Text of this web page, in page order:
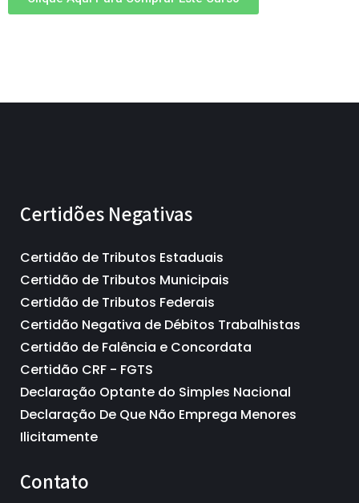
Certidões Negativas
Certidão de Tributos Estaduais
Certidão de Tributos Municipais
Certidão de Tributos Federais
Certidão Negativa de Débitos Trabalhistas
Certidão de Falência e Concordata
Certidão CRF - FGTS
Declaração Optante do Simples Nacional
Declaração De Que Não Emprega Menores
Ilicitamente
Contato